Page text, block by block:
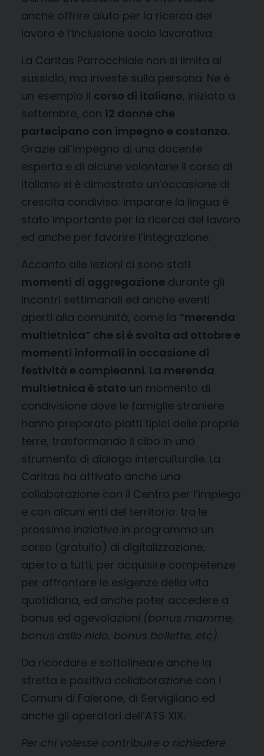
anche offrire aiuto per la ricerca del
lavoro e l’inclusione socio lavorativa.
La Caritas Parrocchiale non si limita al
sussidio, ma investe sulla persona. Ne è
un esempio il corso di italiano, iniziato a
settembre, con 12 donne che
partecipano con impegno e costanza.
Grazie all’impegno di una docente
esperta e di alcune volontarie il corso di
italiano si è dimostrato un’occasione di
crescita condivisa: imparare la lingua è
stato importante per la ricerca del lavoro
ed anche per favorire l’integrazione.
Accanto alle lezioni ci sono stati
momenti di aggregazione durante gli
incontri settimanali ed anche eventi
aperti alla comunità, come la “merenda
multietnica” che si è svolta ad ottobre e
momenti informali in occasione di
festività e compleanni. La merenda
multietnica è stato un momento di
condivisione dove le famiglie straniere
hanno preparato piatti tipici delle proprie
terre, trasformando il cibo in uno
strumento di dialogo interculturale. La
Caritas ha attivato anche una
collaborazione con il Centro per l’impiego
e con alcuni enti del territorio: tra le
prossime iniziative in programma un
corso (gratuito) di digitalizzazione,
aperto a tutti, per acquisire competenze
per affrontare le esigenze della vita
quotidiana, ed anche poter accedere a
bonus ed agevolazioni (bonus mamme,
bonus asilo nido, bonus bollette, etc).
Da ricordare e sottolineare anche la
stretta e positiva collaborazione con i
Comuni di Falerone, di Servigliano ed
anche gli operatori dell’ATS XIX.
Per chi volesse contribuire o richiedere